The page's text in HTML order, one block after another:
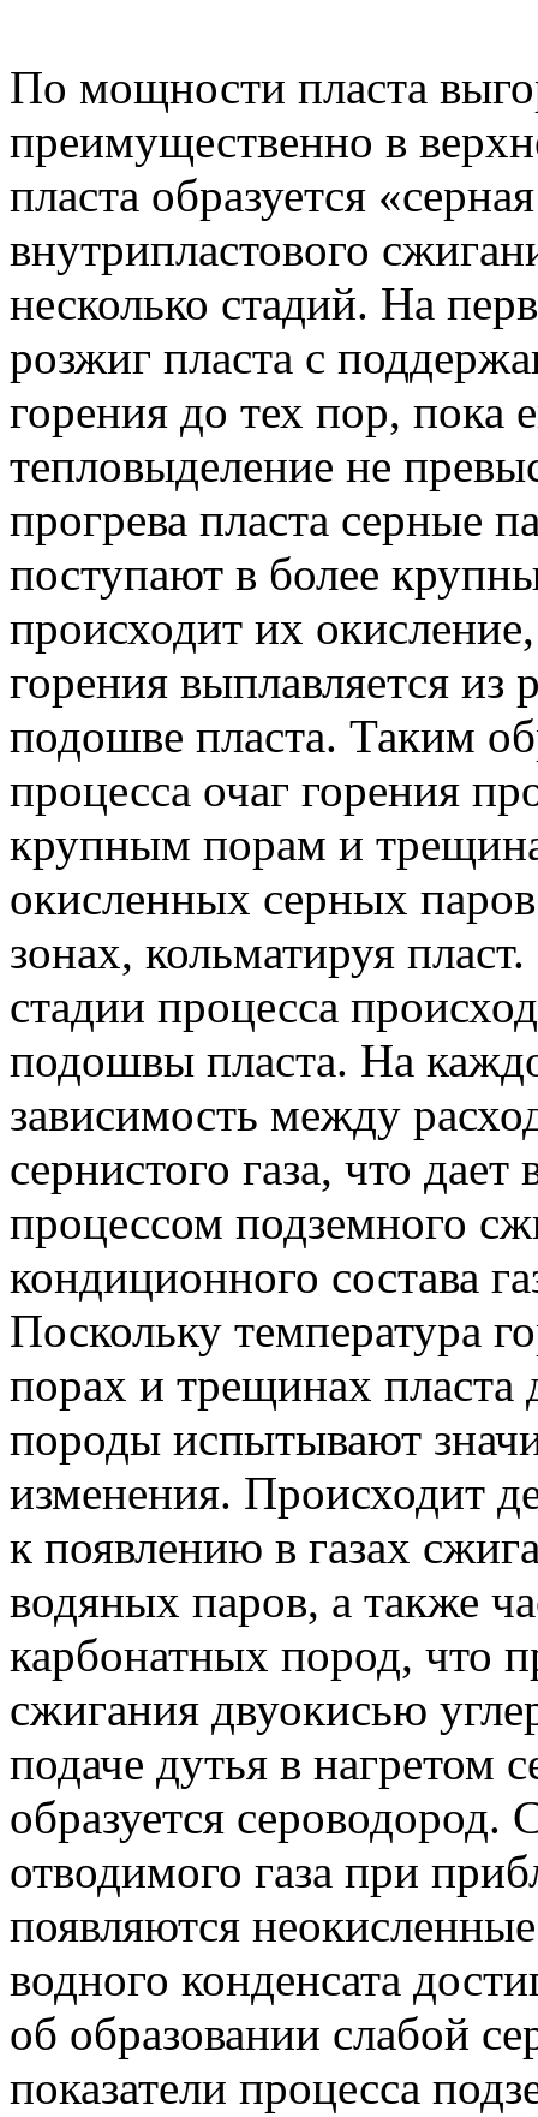
По мощности пласта
преимущественно в
пласта образуется
внутрипластового
несколько стадий. На
розжиг пласта с
горения до тех пор, пока
тепловыделение не
прогрева пласта серные
поступают в более
происходит их
горения выплавляется из
подошве пласта. Таким
процесса очаг горения
крупным порам и
окисленных серных
зонах, кольматируя
стадии процесса
подошвы пласта. На
зависимость между
сернистого газа, что
процессом подземного
кондиционного состава
Поскольку температура
порах и трещинах
породы испытывают
изменения. Происходит
к появлению в газах
водяных паров, а также
карбонатных пород, что
сжигания двуокисью
подаче дутья в нагретом
образуется
отводимого газа при
появляются
водного конденсата
об образовании слабой
показатели процесса